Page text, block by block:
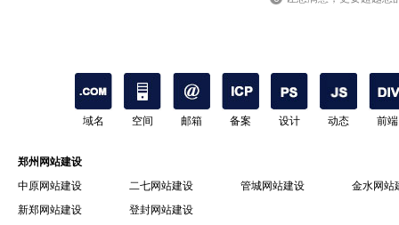
域名 空间 邮箱 备案 设计 动态 前端
郑州网站建设
中原网站建设
二七网站建设 管城网站建设
金水网站
新郑网站建设
登封网站建设